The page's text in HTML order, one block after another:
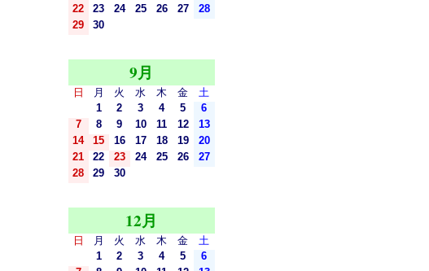
22
23 24 25 26 27
28
29
30
9月
日 月 火 水 木 金
土
1
2 3 4 5
6
7
8 9 10 11 12
13
14
15 16 17 18 19
20
21
22 23 24 25 26
27
28
29 30
12月
日 月 火 水 木 金
土
1
2 3 4 5
6